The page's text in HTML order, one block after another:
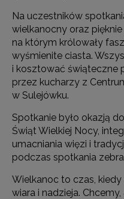
Na uczestników
wielkanocny oraz
na którym królowały
wyśmienite ciasta.
i kosztować świąteczne
przez kucharzy z
w Sulejówku.
Spotkanie było okazją
Świąt Wielkiej Nocy,
umacniania więzi i
podczas spotkania
Wielkanoc to czas,
wiara i nadzieja.